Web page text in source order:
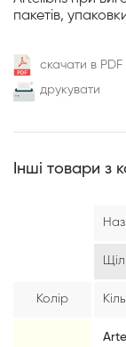
пакетів,
скачати в PDF
друкувати
Інші товари з
Колір